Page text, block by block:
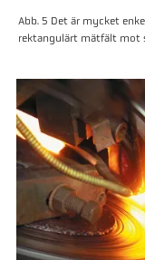
Abb. 5 Det är mycket
rektangulärt mätfält mot